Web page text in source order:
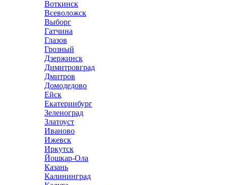
Воткинск
Всеволожск
Выборг
Гатчина
Глазов
Грозный
Дзержинск
Димитровград
Дмитров
Домодедово
Ейск
Екатеринбург
Зеленоград
Златоуст
Иваново
Ижевск
Иркутск
Йошкар-Ола
Казань
Калининград